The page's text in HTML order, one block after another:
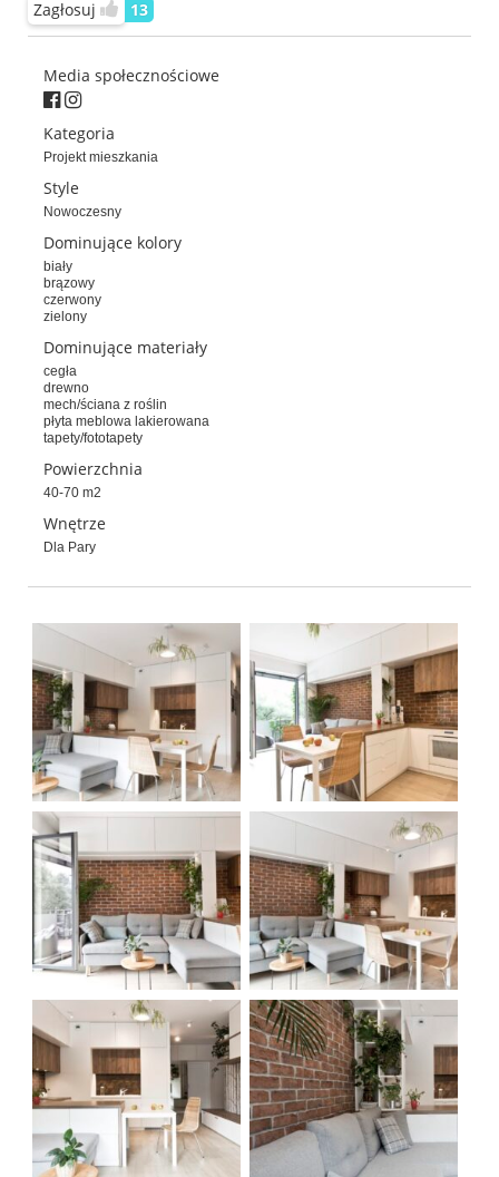
Zagłosuj
13
Media społecznościowe
Kategoria
Projekt mieszkania
Style
Nowoczesny
Dominujące kolory
biały
brązowy
czerwony
zielony
Dominujące materiały
cegła
drewno
mech/ściana z roślin
płyta meblowa lakierowana
tapety/fototapety
Powierzchnia
40-70 m2
Wnętrze
Dla Pary